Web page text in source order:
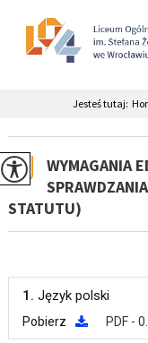
Jesteś tutaj:
WYMAGANIA
STATUTU)
1. Język polski
Pobierz PDF -